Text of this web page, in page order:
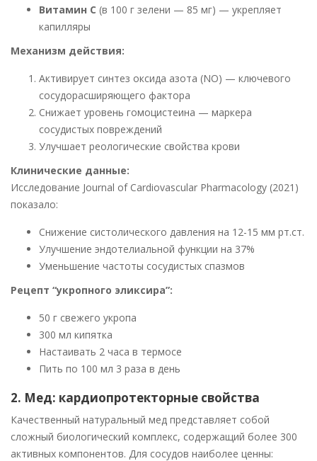
Витамин С (в 100 г зелени — 85 мг) — укрепляет
капилляры
Механизм действия:
Активирует синтез оксида азота (NO) — ключевого
сосудорасширяющего фактора
Снижает уровень гомоцистеина — маркера
сосудистых повреждений
Улучшает реологические свойства крови
Клинические данные:
Исследование Journal of Cardiovascular Pharmacology (2021)
показало:
Снижение систолического давления на 12-15 мм рт.ст.
Улучшение эндотелиальной функции на 37%
Уменьшение частоты сосудистых спазмов
Рецепт “укропного эликсира”:
50 г свежего укропа
300 мл кипятка
Настаивать 2 часа в термосе
Пить по 100 мл 3 раза в день
2. Мед: кардиопротекторные свойства
Качественный натуральный мед представляет собой
сложный биологический комплекс, содержащий более 300
активных компонентов. Для сосудов наиболее ценны: